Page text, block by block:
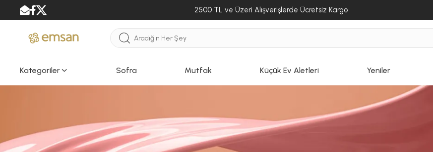
2500 TL ve Üzeri Alışverişlerde Ücretsiz Kargo
Kategoriler Sofra Mutfak Küçük Ev Aletleri Yeniler